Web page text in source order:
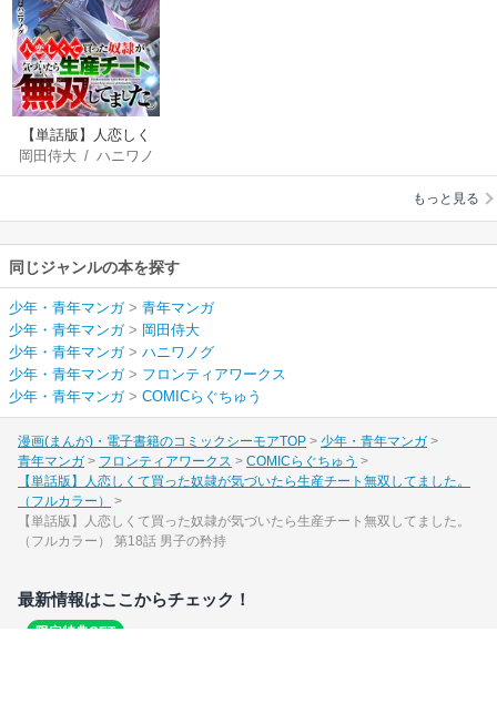
【単話版】人恋しく
て買った奴隷が気づ
いたら生産チート無
ルカラー）
岡田侍大/ ハニワノ
グ
もっと見る
同じジャンルの本を探す
少年・青年マンガ> 青年マンガ
少年・青年マンガ> 岡田侍大
少年・青年マンガ> ハニワノグ
少年・青年マンガ> フロンティアワークス
少年・青年マンガ> COMICらぐちゅう
漫画(まんが)・電子書籍のコミックシーモアTOP
少年・青年マンガ
青年マンガ
フロンティアワークス
COMICらぐちゅう
【単話版】人恋しくて買った奴隷が気づいたら生産チート無双してました。
（フルカラー）
【単話版】人恋しくて買った奴隷が気づいたら生産チート無双してました。
（フルカラー） 第18話 男子の矜持
最新情報はここからチェック！
限定特典GET